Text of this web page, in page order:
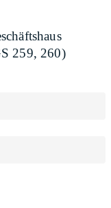
259, 260)